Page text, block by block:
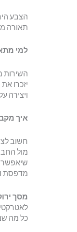
הצבע
תאורה
למי
השירות
יזכרו
ויצירה
איך
חשוב
מול
שיאפשר
מדפסת
מסך
כל מה